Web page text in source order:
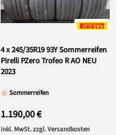
4 x 245/35R19 93Y Sommerreifen
Pirelli PZero Trofeo R AO NEU
2023
Sommerreifen
1.190,00 €
inkl. MwSt. zzgl. Versandkosten